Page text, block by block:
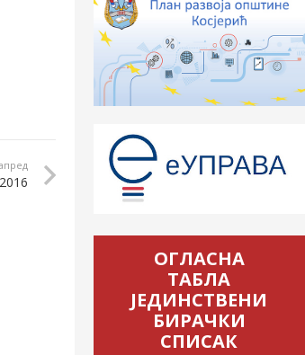
ОГЛАСНА
ТАБЛА
ЈЕДИНСТВЕНИ
БИРАЧКИ
СПИСАК